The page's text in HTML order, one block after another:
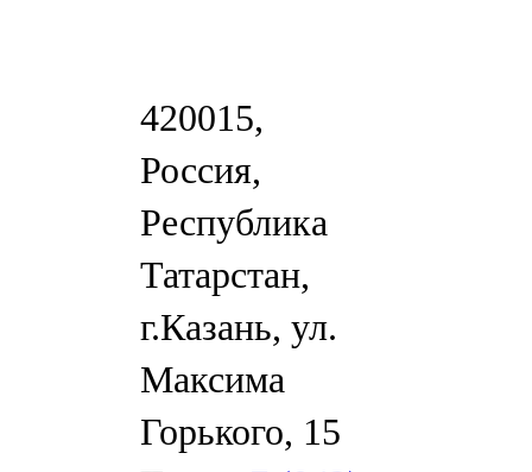
420015,
Россия,
Республика
Татарстан,
г.Казань, ул.
Максима
Горького, 15